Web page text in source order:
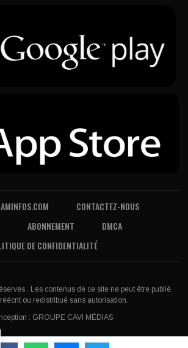
CONTACTEZ-NOUS
ABONNEMENT
DMCA
DE CONFIDENTIALITÉ
. Les contenus de ce site ne peut être publié,
ou redistribué sans autorisation.
: GROUPE CAVI MÉDIAS